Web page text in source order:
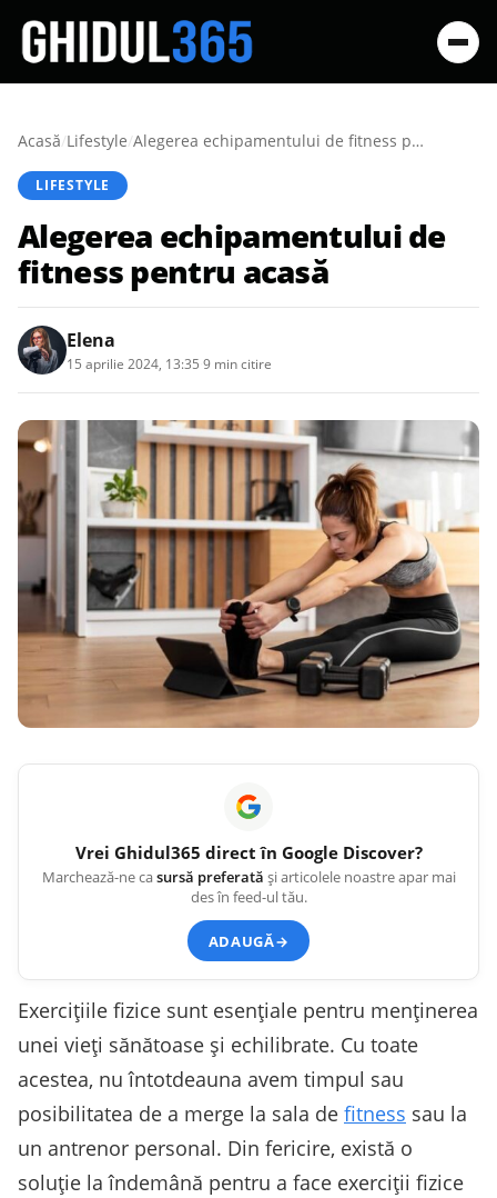
Acasă/Lifestyle/ Alegerea echipamentului de fitness pentru acasă
LIFESTYLE
Alegerea echipamentului de
fitness pentru acasă
Elena
15 aprilie 2024, 13:35 9 min citire
Vrei Ghidul365 direct în Google Discover?
Marchează-ne casursă preferată și articolele noastre apar mai
des în feed-ul tău.
ADAUGĂ→
Exercițiile fizice sunt esențiale pentru menținerea
unei vieți sănătoase și echilibrate. Cu toate
acestea, nu întotdeauna avem timpul sau
posibilitatea de a merge la sala de fitness sau la
un antrenor personal. Din fericire, există o
soluție la îndemână pentru a face exerciții fizice